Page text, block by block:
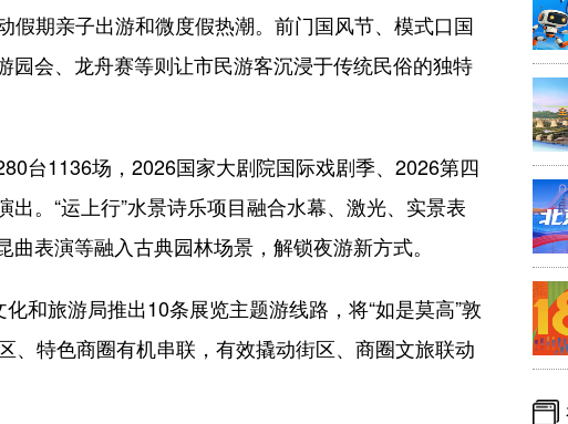
假期亲子出游和微度假热潮。前门国风节、模式口国
会、龙舟赛等则让市民游客沉浸于传统民俗的独特
1136场，2026国家大剧院国际戏剧季、2026第四
。“运上行”水景诗乐项目融合水幕、激光、实景表
表演等融入古典园林场景，解锁夜游新方式。
旅游局推出10条展览主题游线路，将“如是莫高”敦
特色商圈有机串联，有效撬动街区、商圈文旅联动